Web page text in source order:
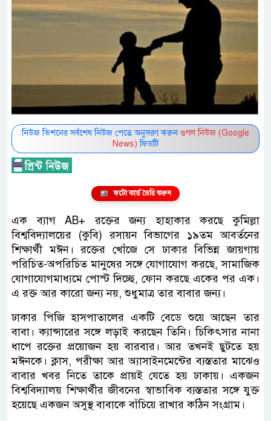
নিউজ ভিশনের সর্বশেষ নিউজ পেতে অনুসরণ করুন গুগল নিউজ (Google
News) ফিডটি
ফটো কার্ড তৈরি করুন
এক ব্যাগ AB+ রক্তের জন্য হাহাকার করছে কুমিল্লা
বিশ্ববিদ্যালয়ের (কুবি) রসায়ন বিভাগের ১৯তম আবর্তনের
শিক্ষার্থী মঈন। রক্তের খোঁজে সে ঢাকার বিভিন্ন জায়গায়
পরিচিত-অপরিচিত মানুষের সঙ্গে যোগাযোগ করছে, সামাজিক
যোগাযোগমাধ্যমে পোস্ট দিচ্ছে, ফোন করছে একের পর এক।
এ রক্ত আর কারো জন্য নয়, শুধুমাত্র তার বাবার জন্য।
ঢাকার পিজি হাসপাতালের একটি বেডে শুয়ে আছেন তার
বাবা। ক্যান্সারের সঙ্গে লড়াই করছেন তিনি। চিকিৎসার নানা
ধাপে রক্তের প্রয়োজন হয় বারবার। আর তখনই ছুটতে হয়
মঈনকে। ক্লাস, পরীক্ষা আর অ্যাসাইনমেন্টের ব্যস্ততার মাঝেও
বাবার খবর নিতে তাকে প্রায়ই যেতে হয় ঢাকায়। একজন
বিশ্ববিদ্যালয় শিক্ষার্থীর জীবনের স্বাভাবিক ব্যস্ততার সঙ্গে যুক্ত
হয়েছে একজন অসুস্থ বাবাকে বাঁচিয়ে রাখার কঠিন সংগ্রাম।